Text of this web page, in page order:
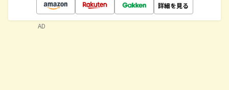
詳細を見る
AD